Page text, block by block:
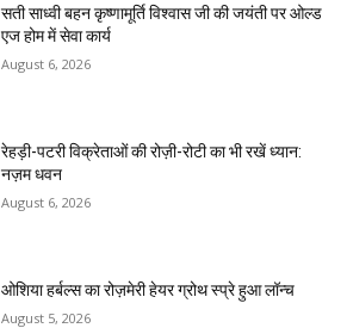
सती साध्वी बहन कृष्णामूर्ति विश्वास जी की जयंती पर ओल्ड
एज होम में सेवा कार्य
August 6, 2026
रेहड़ी-पटरी विक्रेताओं की रोज़ी-रोटी का भी रखें ध्यान:
नज़म धवन
August 6, 2026
ओशिया हर्बल्स का रोज़मेरी हेयर ग्रोथ स्प्रे हुआ लॉन्च
August 5, 2026